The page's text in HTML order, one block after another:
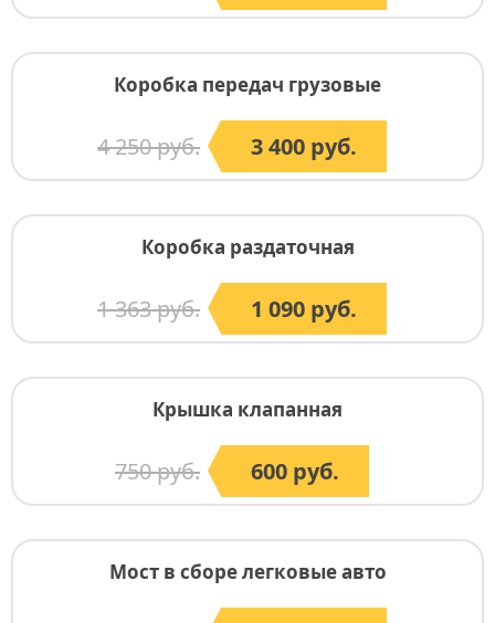
Коробка передач грузовые
4 250 руб. 3 400 руб.
Коробка раздаточная
1 363 руб. 1 090 руб.
Крышка клапанная
750 руб. 600 руб.
Мост в сборе легковые авто